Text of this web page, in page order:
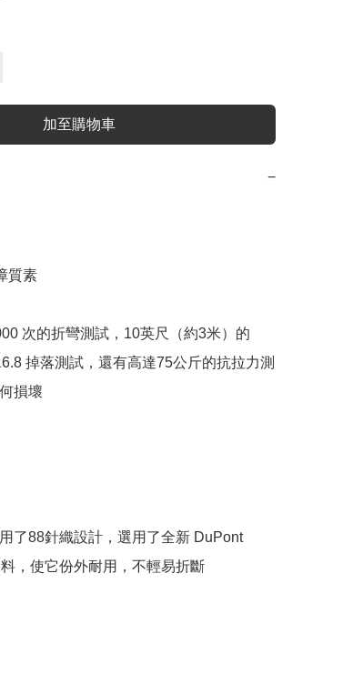
加至購物車
−
質素
次的折彎測試，10英尺（約3米）的
掉落測試，還有高達75公斤的抗拉力測
損壞
了88針織設計，選用了全新 DuPont
，使它份外耐用，不輕易折斷